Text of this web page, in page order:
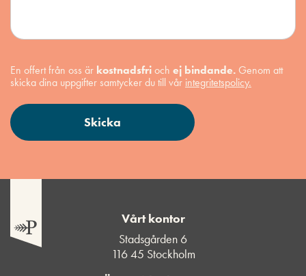
En offert från oss är kostnadsfrioch ej bindande. Genom att
skicka dina uppgifter samtycker du till vår integritetspolicy.
Vårt kontor
Stadsgården 6
116 45 Stockholm